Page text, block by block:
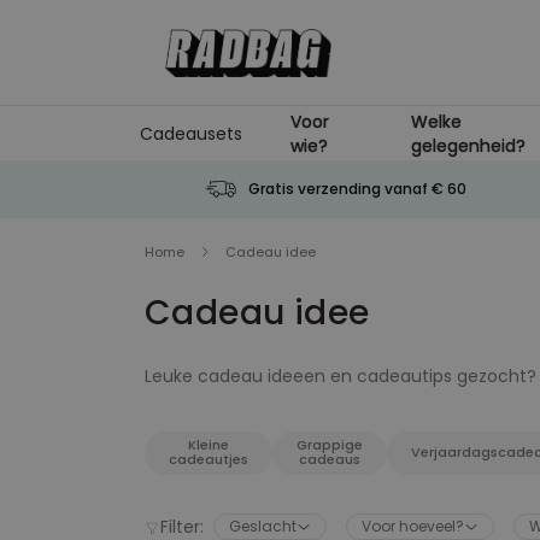
Cadeausets
Voor
wie?
Welke
gelegenheid?
Gratis verzending vanaf € 60
Home Cadeau idee
Cadeau idee
Leuke cadeau ideeen en cadeautips
attentie of... elke andere gelegenheid dan
personaliseerbare cadeau of leuke kleine
Kleine
cadeautjes
Grappige
cadeaus
Filter: Geslacht Voor hoeveel?